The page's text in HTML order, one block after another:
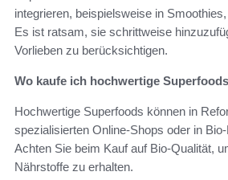
integrieren, beispielsweise in
Es ist ratsam, sie schrittweise
Vorlieben zu berücksichtigen.
Wo kaufe ich hochwertige
Hochwertige Superfoods können in
spezialisierten Online-Shops oder in
Achten Sie beim Kauf auf Bio-Qualität,
Nährstoffe zu erhalten.